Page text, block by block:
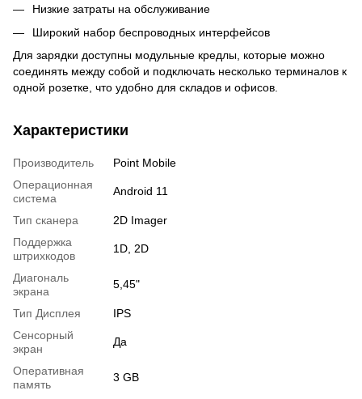
Низкие затраты на обслуживание
Широкий набор беспроводных интерфейсов
Для зарядки доступны модульные кредлы, которые можно
соединять между собой и подключать несколько терминалов к
одной розетке, что удобно для складов и офисов.
Характеристики
Производитель
Point Mobile
Операционная
система
Android 11
Тип сканера
2D Imager
Поддержка
штрихкодов
1D, 2D
Диагональ
экрана
5,45"
Тип Дисплея
IPS
Сенсорный
экран
Да
Оперативная
память
3 GB